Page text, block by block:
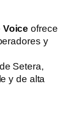
Voice ofrece
y
Setera,
y de alta